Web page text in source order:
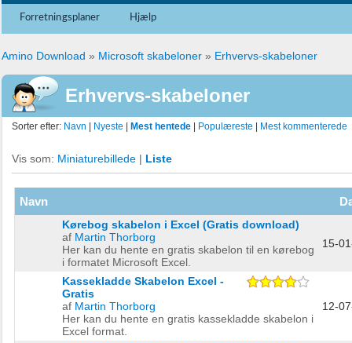
Forretningsplaner Hjælp
Amino Download » Microsoft skabeloner » Erhvervs-skabeloner
Erhvervs-skabeloner
Sorter efter: Navn Nyeste Mest hentede Populæreste Mest kommenterede
Vis som: Miniaturebillede | Liste
Navn
Kørebog skabelon i Excel (Gratis download)
af Martin Thorborg
Her kan du hente en gratis skabelon til en kørebog
i formatet Microsoft Excel.
15-
Kassekladde Skabelon Excel -
Gratis
af Martin Thorborg
Her kan du hente en gratis kassekladde skabelon i
Excel format.
12-